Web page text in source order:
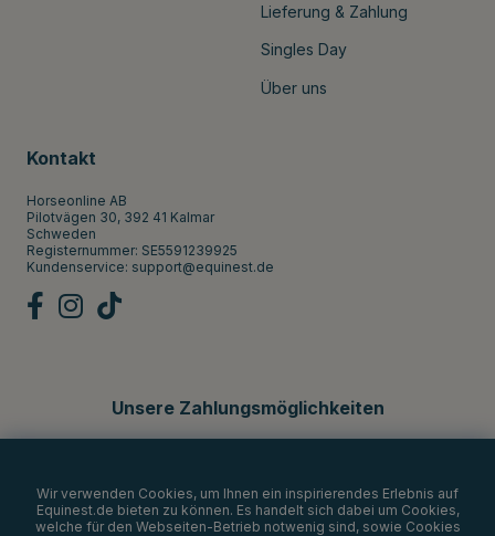
Lieferung & Zahlung
Singles Day
Über uns
Kontakt
Horseonline AB
Pilotvägen 30, 392 41 Kalmar
Schweden
Registernummer: SE5591239925
Kundenservice: support@equinest.de
Unsere Zahlungsmöglichkeiten
Wir verwenden Cookies, um Ihnen ein inspirierendes Erlebnis auf
Equinest.de bieten zu können. Es handelt sich dabei um Cookies,
welche für den Webseiten-Betrieb notwenig sind, sowie Cookies